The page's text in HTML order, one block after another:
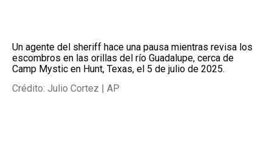
Un agente del sheriff hace una pausa mientras revisa los
escombros en las orillas del río Guadalupe, cerca de
Camp Mystic en Hunt, Texas, el 5 de julio de 2025.
Crédito: Julio Cortez | AP